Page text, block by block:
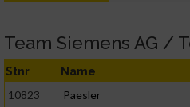
Team Siemens AG /
Stnr Name
10823 Paesler